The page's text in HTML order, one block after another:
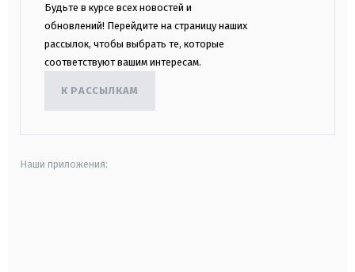
Будьте в курсе всех новостей и
обновлений! Перейдите на страницу наших
рассылок, чтобы выбрать те, которые
соответствуют вашим интересам.
К РАССЫЛКАМ
Наши приложения: